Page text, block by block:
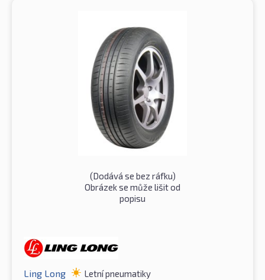
(Dodává se bez ráfku)
Obrázek se může lišit od
popisu
Ling Long Letní pneumatiky